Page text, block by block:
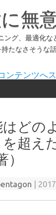
無
ング、最適化
持たなさそうな
ンテンツへ
はどの
を超え
）